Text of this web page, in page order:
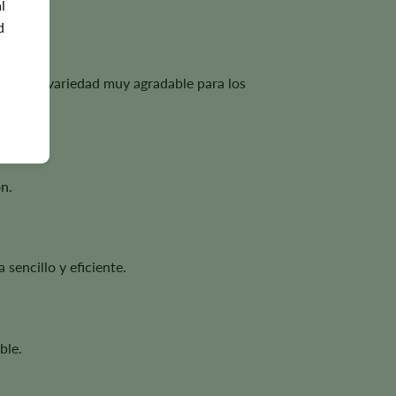
una variedad muy agradable para los
sencillo y eficiente.